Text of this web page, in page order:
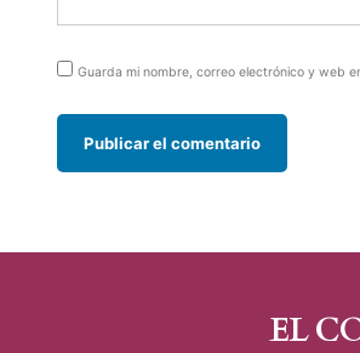
Guarda mi nombre, correo electrónico y web
EL